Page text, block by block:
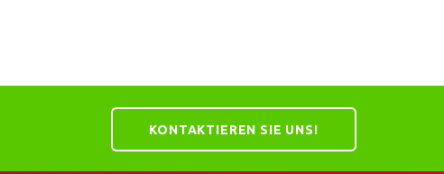
KONTAKTIEREN SIE UNS!